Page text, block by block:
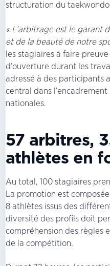
structuration du
« L’arbitrage est le garant
et de la beauté de notre
les stagiaires à faire
d’ouverture durant les
adressé à des participants
central dans
nationales.
57 arbitres,
athlètes en
Au total, 100 stagiaires
La promotion est
8 athlètes issus des
diversité des profils doit
compréhension des règles
de la compétition.